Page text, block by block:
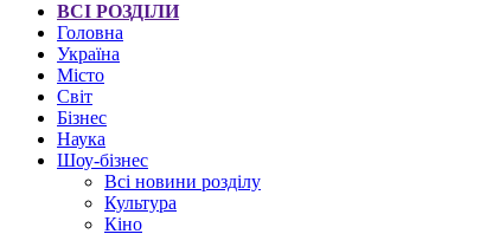
ВСІ РОЗДІЛИ
Головна
Україна
Місто
Світ
Бізнес
Наука
Шоу-бізнес
Всі новини розділу
Культура
Кіно